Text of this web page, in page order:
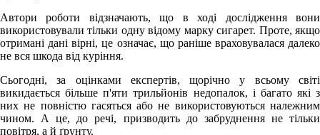
Автори роботи відзначають, що в ході дослідження вони
використовували тільки одну відому марку сигарет. Проте, якщо
отримані дані вірні, це означає, що раніше враховувалася далеко
не вся шкода від куріння.
Сьогодні, за оцінками експертів, щорічно у всьому світі
викидається більше п'яти трильйонів недопалок, і багато які з
них не повністю гасяться або не використовуються належним
чином. А це, до речі, призводить до забруднення не тільки
повітря, а й ґрунту.